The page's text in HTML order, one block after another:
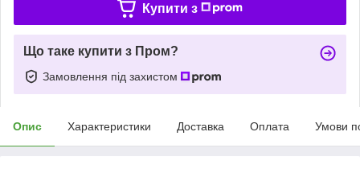
Купити з
Що таке купити з Пром?
Замовлення під захистом
Опис Характеристики Доставка Оплата Умови